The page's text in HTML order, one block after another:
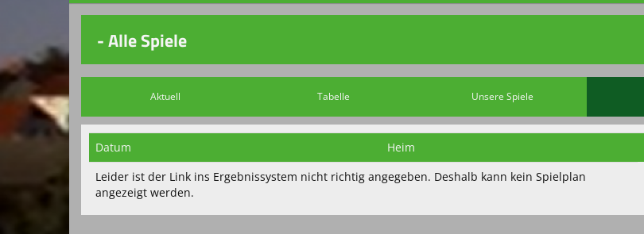
- Alle Spiele
Aktuell Tabelle Unsere Spiele
Datum Heim
Leider ist der Link ins Ergebnissystem nicht richtig angegeben. Deshalb kann kein Spielplan
angezeigt werden.